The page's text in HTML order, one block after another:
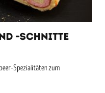
-SCHNITTE
Spezialitäten zum